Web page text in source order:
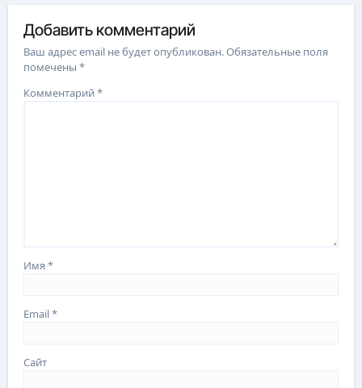
Добавить комментарий
Ваш адрес email не будет опубликован.Обязательные поля
помечены*
Комментарий*
Имя*
Email*
Сайт